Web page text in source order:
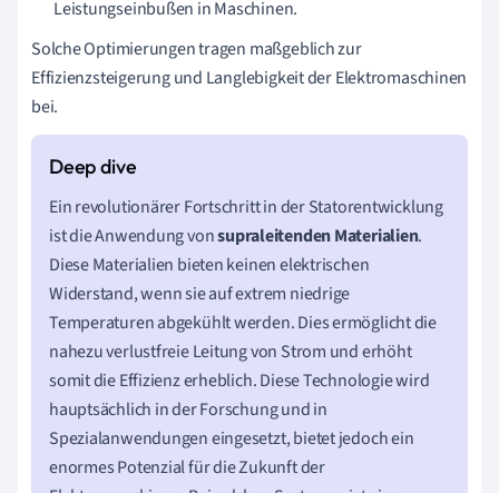
Leistungseinbußen in Maschinen.
Solche Optimierungen tragen maßgeblich zur
Effizienzsteigerung und Langlebigkeit der Elektromaschinen
bei.
Ein revolutionärer Fortschritt in der Statorentwicklung
ist die Anwendung vonsupraleitenden Materialien.
Diese Materialien bieten keinen elektrischen
Widerstand, wenn sie auf extrem niedrige
Temperaturen abgekühlt werden. Dies ermöglicht die
nahezu verlustfreie Leitung von Strom und erhöht
somit die Effizienz erheblich. Diese Technologie wird
hauptsächlich in der Forschung und in
Spezialanwendungen eingesetzt, bietet jedoch ein
enormes Potenzial für die Zukunft der